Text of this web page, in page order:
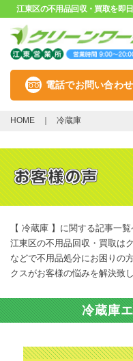
江東区の不用品回収・買取を即
電話でお問い合わせ
HOME 冷蔵庫
【 冷蔵庫 】に関する記事一覧
江東区の不用品回収・買取は
などで不用品処分にお困りの
クスがお客様の悩みを解決致
冷蔵庫